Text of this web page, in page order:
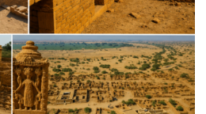
लेकर
सरकार
पर
साधा
निशाना